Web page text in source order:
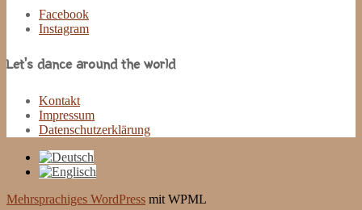
Facebook
Instagram
Let’s dance around the world
Kontakt
Impressum
Datenschutzerklärung
Mehrsprachiges WordPress mit WPML